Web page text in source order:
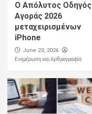
Ο Απόλυτος Οδηγός
Αγοράς 2026
μεταχειρισμένων
iPhone
June 23, 2026
Ενημέρωση και Αρθρογραφία